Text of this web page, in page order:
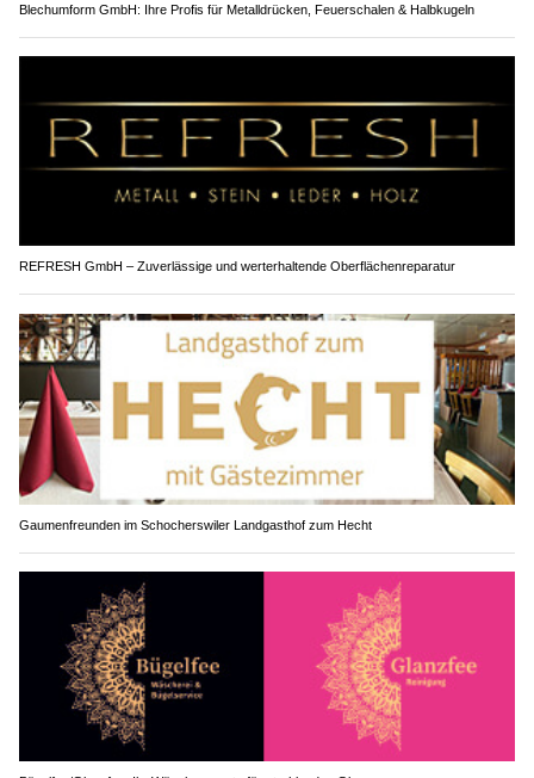
Blechumform GmbH: Ihre Profis für Metalldrücken, Feuerschalen & Halbkugeln
REFRESH GmbH – Zuverlässige und werterhaltende Oberflächenreparatur
Gaumenfreunden im Schocherswiler Landgasthof zum Hecht